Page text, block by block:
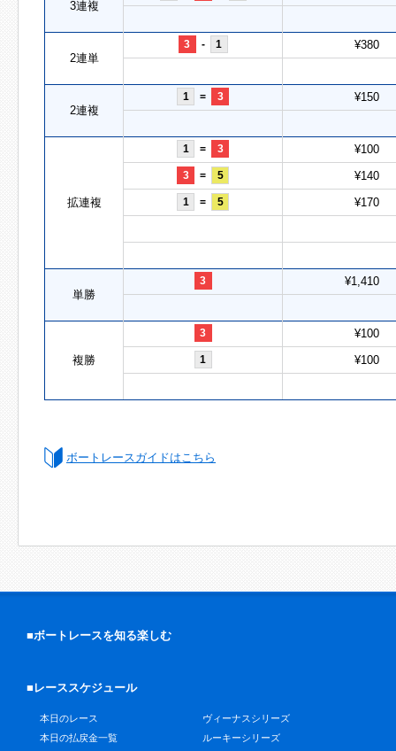
3連複
2連単
3 - 1 ¥380
2連複
1 = 3 ¥150
拡連複
1 = 3 ¥100
3 = 5 ¥140
1 = 5 ¥170
単勝
3 ¥1,410
複勝
3 ¥100
1 ¥100
ボートレースガイドはこちら
■ボートレースを知る楽しむ
■レーススケジュール
本日のレース
本日の払戻金一覧
ヴィーナスシリーズ
ルーキーシリーズ